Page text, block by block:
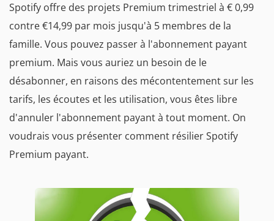
Spotify offre des projets Premium trimestriel à € 0,99
contre €14,99 par mois jusqu'à 5 membres de la
famille. Vous pouvez passer à l'abonnement payant
premium. Mais vous auriez un besoin de le
désabonner, en raisons des mécontentement sur les
tarifs, les écoutes et les utilisation, vous êtes libre
d'annuler l'abonnement payant à tout moment. On
voudrais vous présenter comment résilier Spotify
Premium payant.